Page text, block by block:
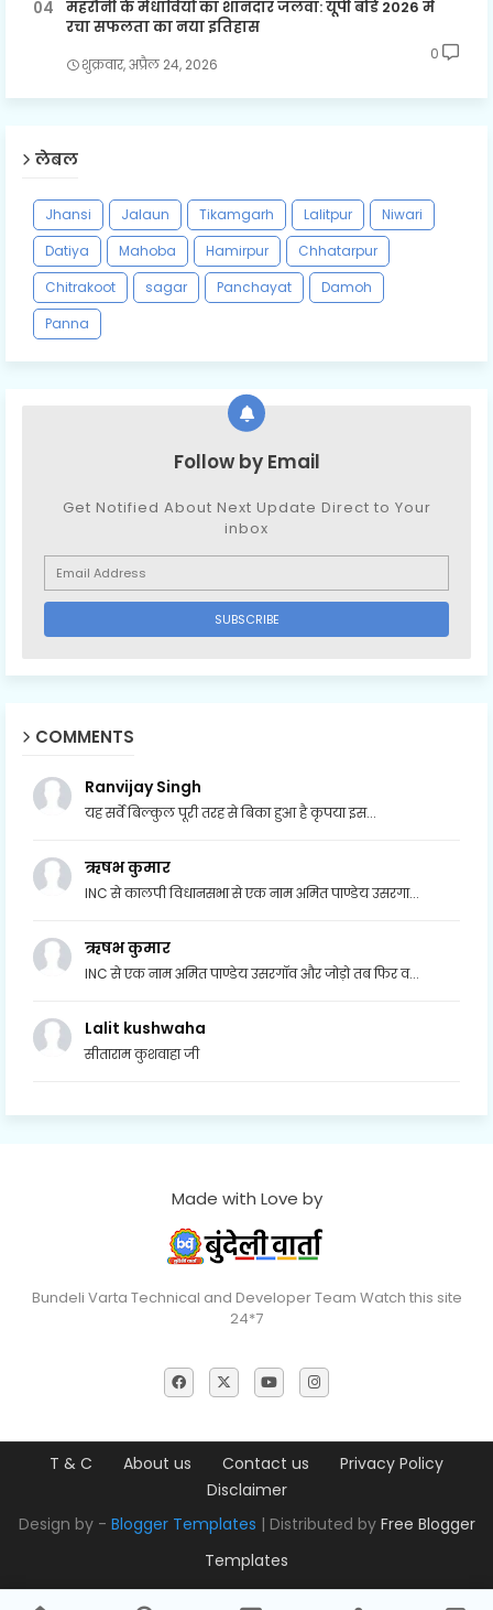
महरौनी के मेधावियों का शानदार जलवा: यूपी बोर्ड 2026 में
रचा सफलता का नया इतिहास
शुक्रवार, अप्रैल 24, 2026
0
लेबल
Jhansi Jalaun Tikamgarh Lalitpur
Niwari
Datiya
Mahoba Hamirpur
Chhatarpur
Chitrakoot
sagar Panchayat
Damoh
Panna
Follow by Email
Get Notified About Next Update Direct to Your
inbox
COMMENTS
Ranvijay Singh
यह सर्वे बिल्कुल पूरी तरह से बिका हुआ है कृपया इस...
ऋषभ कुमार
INC से कालपी विधानसभा से एक नाम अमित पाण्डेय उसरगा...
ऋषभ कुमार
INC से एक नाम अमित पाण्डेय उसरगॉव और जोड़ो तब फिर व...
Lalit kushwaha
सीताराम कुशवाहा जी
Made with Love by
Bundeli Varta Technical and Developer Team Watch this site
24*7
T & C About us Contact us
Privacy Policy
Disclaimer
Design by - Blogger Templates | Distributed by Free Blogger
Templates